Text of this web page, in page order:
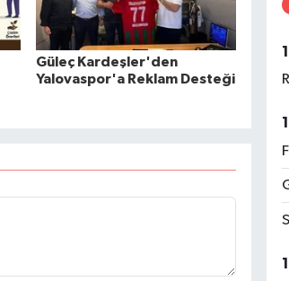
Güleç Kardeşler'den
Yalovaspor'a Reklam Desteği